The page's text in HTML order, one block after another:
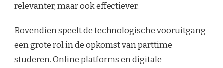
relevanter, maar ook effectiever.
Bovendien speelt de technologische vooruitgang
een grote rol in de opkomst van parttime
studeren. Online platforms en digitale